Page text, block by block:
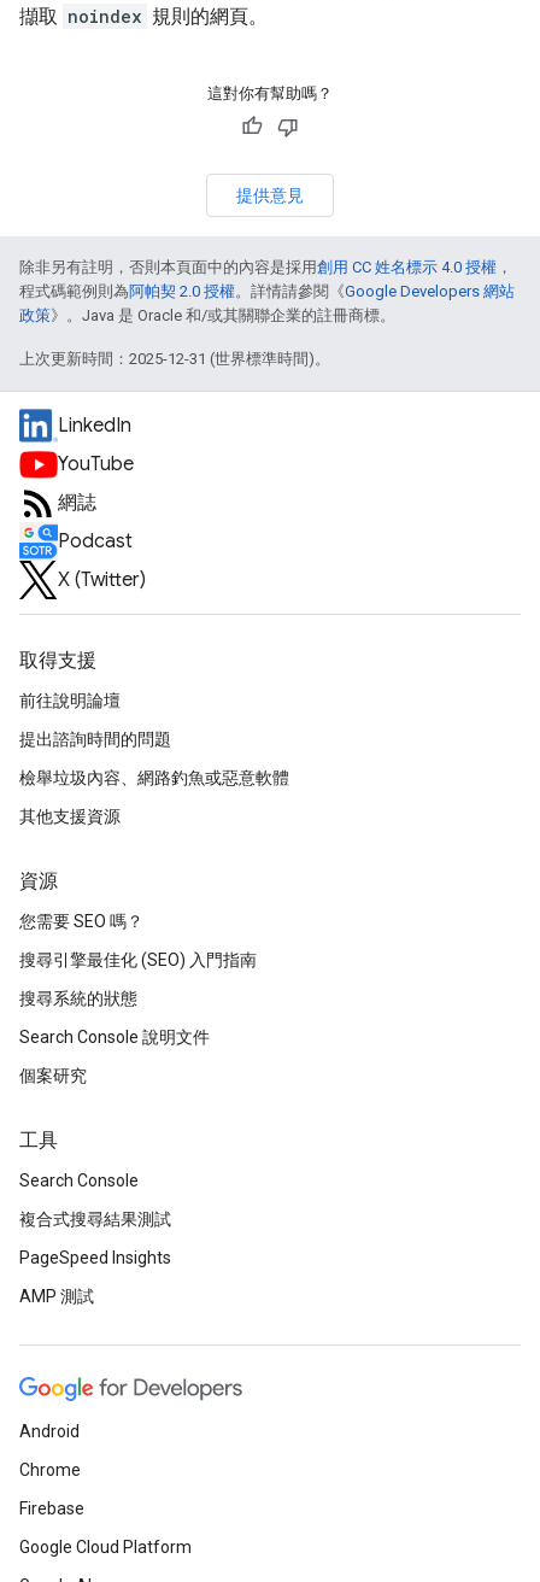
擷取 noindex 規則的網頁。
這對你有幫助嗎？
提供意見
除非另有註明，否則本頁面中的內容是採用創用 CC 姓名標示 4.0 授權 ，
程式碼範例則為阿帕契 2.0 授權。詳情請參閱《Google Developers 網站
政策》。Java 是 Oracle 和/或其關聯企業的註冊商標。
上次更新時間：2025-12-31 (世界標準時間)。
LinkedIn
YouTube
網誌
Podcast
X (Twitter)
取得支援
前往說明論壇
提出諮詢時間的問題
檢舉垃圾內容、網路釣魚或惡意軟體
其他支援資源
資源
您需要 SEO 嗎？
搜尋引擎最佳化 (SEO) 入門指南
搜尋系統的狀態
Search Console 說明文件
個案研究
工具
Search Console
複合式搜尋結果測試
PageSpeed Insights
AMP 測試
Android
Chrome
Firebase
Google Cloud Platform